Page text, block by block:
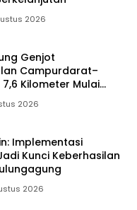
2026
Genjot
Campurdarat–
Kilometer Mulai
2026
Implementasi
Kunci Keberhasilan
2026